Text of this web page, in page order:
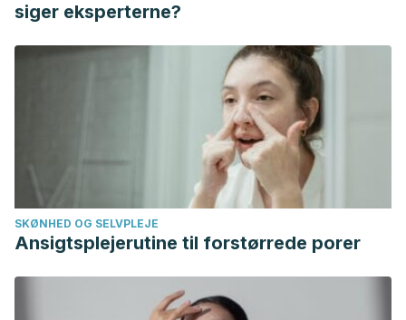
siger eksperterne?
SKØNHED OG SELVPLEJE
Ansigtsplejerutine til forstørrede porer